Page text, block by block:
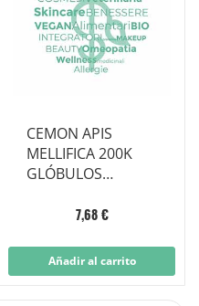
CEMON APIS
MELLIFICA 200K
GLÓBULOS
7,68 €
Añadir al carrito